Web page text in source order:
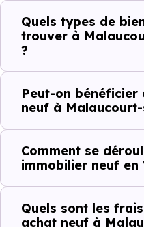
de 0 commerces, 0
établissements scolaires.
qui constituent autant
ou investir dans la
Combien coûte un
sur-Seille (57590) ?
prix à connaître pour un
sur-Seille (57590) :
Quels types de
trouver à
?
Peut-on bénéficier
neuf à
Comment se
immobilier neuf en
Quels sont les
achat neuf à